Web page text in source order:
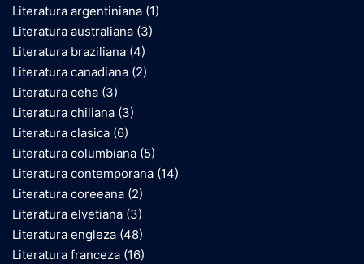
Literatura argentiniana (1)
Literatura australiana (3)
Literatura braziliana (4)
Literatura canadiana (2)
Literatura ceha (3)
Literatura chiliana (3)
Literatura clasica (6)
Literatura columbiana (5)
Literatura contemporana (14)
Literatura coreeana (2)
Literatura elvetiana (3)
Literatura engleza (48)
Literatura franceza (16)